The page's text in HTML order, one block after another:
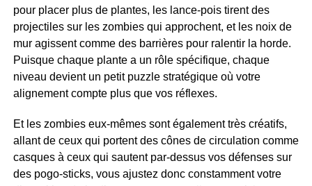
pour placer plus de plantes, les lance-pois tirent des
projectiles sur les zombies qui approchent, et les noix de
mur agissent comme des barrières pour ralentir la horde.
Puisque chaque plante a un rôle spécifique, chaque
niveau devient un petit puzzle stratégique où votre
alignement compte plus que vos réflexes.
Et les zombies eux-mêmes sont également très créatifs,
allant de ceux qui portent des cônes de circulation comme
casques à ceux qui sautent par-dessus vos défenses sur
des pogo-sticks, vous ajustez donc constamment votre